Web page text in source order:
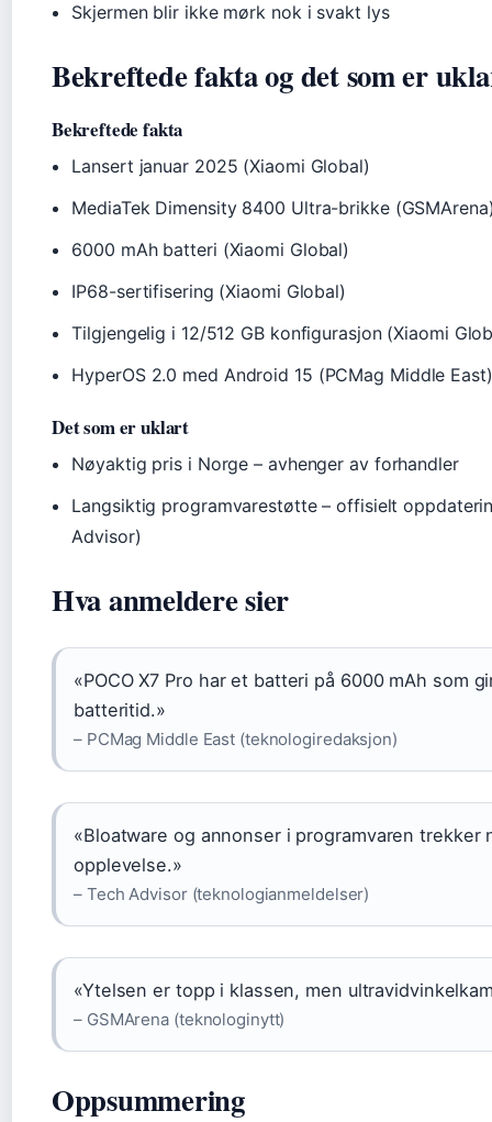
Skjermen blir ikke mørk nok i svakt lys
Bekreftede fakta og det som er
Bekreftede fakta
Lansert januar 2025 (Xiaomi Global)
MediaTek Dimensity 8400 Ultra-brikke
6000 mAh batteri (Xiaomi Global)
IP68-sertifisering (Xiaomi Global)
Tilgjengelig i 12/512 GB konfigurasjon (Xiaomi
HyperOS 2.0 med Android 15 (PCMag Middle East)
Det som er uklart
Nøyaktig pris i Norge – avhenger av forhandler
Langsiktig programvarestøtte – offisielt
Advisor)
Hva anmeldere sier
«POCO X7 Pro har et batteri på 6000 mAh som
batteritid.»
– PCMag Middle East (teknologiredaksjon)
«Bloatware og annonser i programvaren trekker
opplevelse.»
– Tech Advisor (teknologianmeldelser)
«Ytelsen er topp i klassen, men
– GSMArena (teknologinytt)
Oppsummering